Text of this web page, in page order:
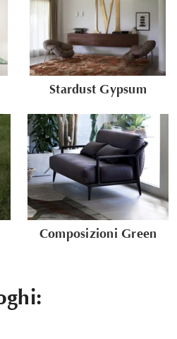
Stardust Gypsum
Composizioni Green